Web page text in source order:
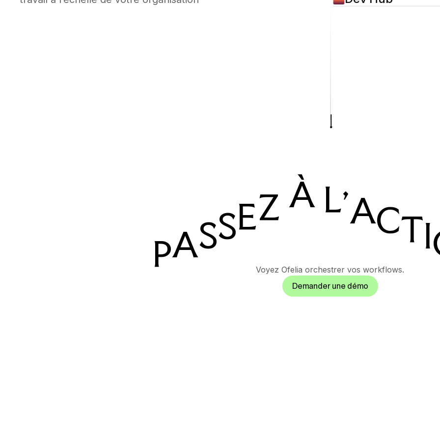
PASSEZ À L'ACTI
Voyez Ofelia orchestrer vos workflows.
Demander une démo